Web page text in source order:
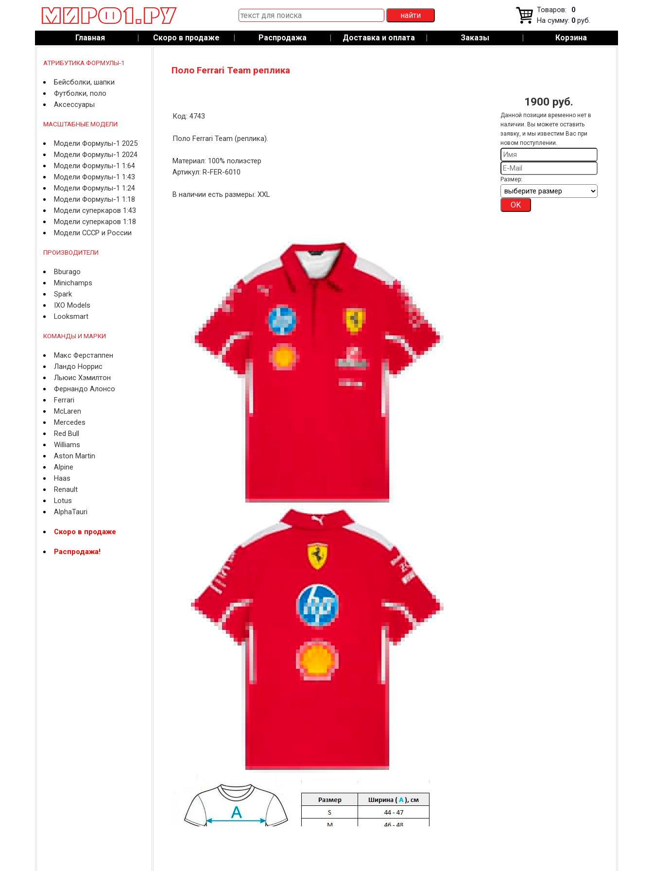
Товаров:
0
На сумму: 0 руб.
Главная | Скоро в продаже | Распродажа | Доставка и оплата | Заказы | Корзина
АТРИБУТИКА ФОРМУЛЫ-1
Бейсболки, шапки
Футболки, поло
Аксессуары
МАСШТАБНЫЕ МОДЕЛИ
Модели Формулы-1 2025
Модели Формулы-1 2024
Модели Формулы-1 1:64
Модели Формулы-1 1:43
Модели Формулы-1 1:24
Модели Формулы-1 1:18
Модели суперкаров 1:43
Модели суперкаров 1:18
Модели СССР и России
ПРОИЗВОДИТЕЛИ
Bburago
Minichamps
Spark
IXO Models
Looksmart
КОМАНДЫ И МАРКИ
Макс Ферстаппен
Ландо Норрис
Льюис Хэмилтон
Фернандо Алонсо
Ferrari
McLaren
Mercedes
Red Bull
Williams
Aston Martin
Alpine
Haas
Renault
Lotus
AlphaTauri
Скоро в продаже
Распродажа!
Поло Ferrari Team реплика
Код: 4743
Поло Ferrari Team (реплика).
Материал: 100% полиэстер
Артикул: R-FER-6010
В наличии есть размеры: XXL
1900 руб.
Данной позиции временно нет в
наличии. Вы можете оставить
заявку, и мы известим Вас при
новом поступлении.
Размер: